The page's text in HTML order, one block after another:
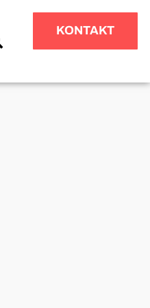
KONTAKT